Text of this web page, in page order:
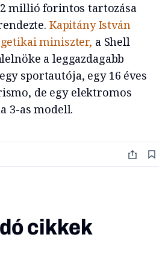
millió forintos tartozása
Kapitány István
miniszter, a Shell
a leggazdagabb
sportautója, egy 16 éves
de egy elektromos
3-as modell.
cikkek